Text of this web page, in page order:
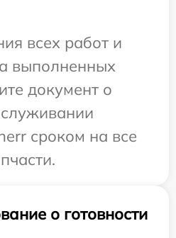
всех работ и
выполненных
документ о
сроком на все
о готовности